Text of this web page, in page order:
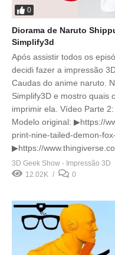
0
Diorama de Naruto
Simplify3d
Após assistir todos os
decidi fazer a impressão
Caudas do anime naruto.
Simplify3D e mostro quais
imprimir ela. Vídeo Parte
Modelo original: ▶https://
print-nine-tailed-demon-
▶https://
3D Geek Show - Impressão 3D
12.02K
0